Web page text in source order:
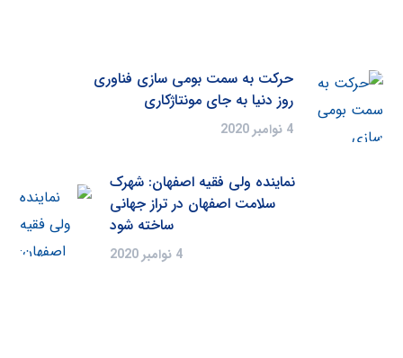
حرکت به سمت بومی سازی فناوری
روز دنیا به جای مونتاژکاری
4 نوامبر 2020
نماینده ولی فقیه اصفهان: شهرک
سلامت اصفهان در تراز جهانی
ساخته شود
4 نوامبر 2020